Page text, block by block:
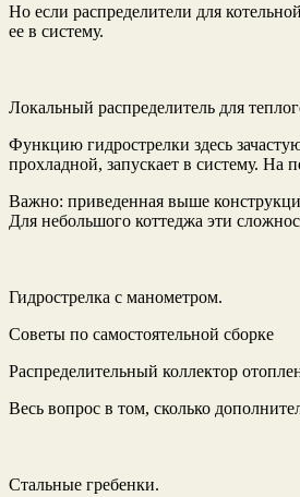
Но если распределители для
ее в систему.
Локальный распределитель для
Функцию гидрострелки здесь
прохладной, запускает в систему. На
Важно: приведенная выше
Для небольшого коттеджа эти
Гидрострелка с манометром.
Советы по самостоятельной сборке
Распределительный коллектор
Весь вопрос в том, сколько
Стальные гребенки.